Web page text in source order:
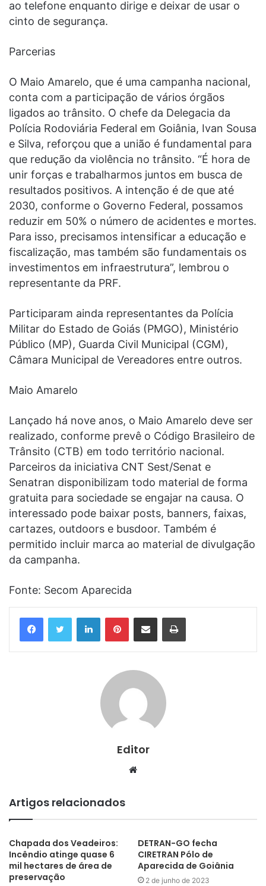
ao telefone enquanto dirige e deixar de usar o
cinto de segurança.
Parcerias
O Maio Amarelo, que é uma campanha nacional,
conta com a participação de vários órgãos
ligados ao trânsito. O chefe da Delegacia da
Polícia Rodoviária Federal em Goiânia, Ivan Sousa
e Silva, reforçou que a união é fundamental para
que redução da violência no trânsito. “É hora de
unir forças e trabalharmos juntos em busca de
resultados positivos. A intenção é de que até
2030, conforme o Governo Federal, possamos
reduzir em 50% o número de acidentes e mortes.
Para isso, precisamos intensificar a educação e
fiscalização, mas também são fundamentais os
investimentos em infraestrutura”, lembrou o
representante da PRF.
Participaram ainda representantes da Polícia
Militar do Estado de Goiás (PMGO), Ministério
Público (MP), Guarda Civil Municipal (CGM),
Câmara Municipal de Vereadores entre outros.
Maio Amarelo
Lançado há nove anos, o Maio Amarelo deve ser
realizado, conforme prevê o Código Brasileiro de
Trânsito (CTB) em todo território nacional.
Parceiros da iniciativa CNT Sest/Senat e
Senatran disponibilizam todo material de forma
gratuita para sociedade se engajar na causa. O
interessado pode baixar posts, banners, faixas,
cartazes, outdoors e busdoor. Também é
permitido incluir marca ao material de divulgação
da campanha.
Fonte: Secom Aparecida
LinkedinPinterestCompartilhar via e-mail Imprimir
Editor
Website
Artigos relacionados
Chapada dos Veadeiros:
Incêndio atinge quase 6
mil hectares de área de
preservação
DETRAN-GO fecha
CIRETRAN Pólo de
Aparecida de Goiânia
2 de junho de 2023